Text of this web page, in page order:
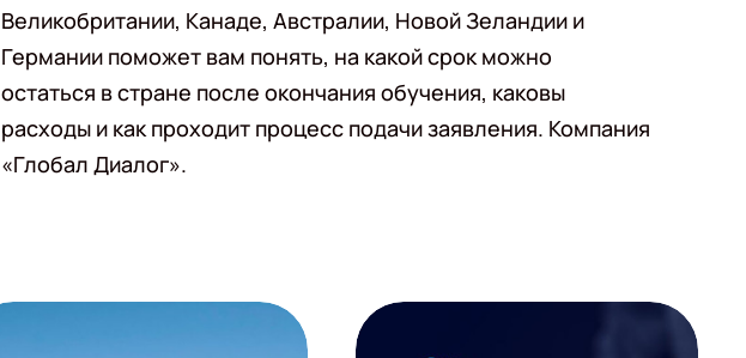
Великобритании, Канаде, Австралии, Новой Зеландии и
Германии поможет вам понять, на какой срок можно
остаться в стране после окончания обучения, каковы
расходы и как проходит процесс подачи заявления. Компания
«Глобал Диалог».